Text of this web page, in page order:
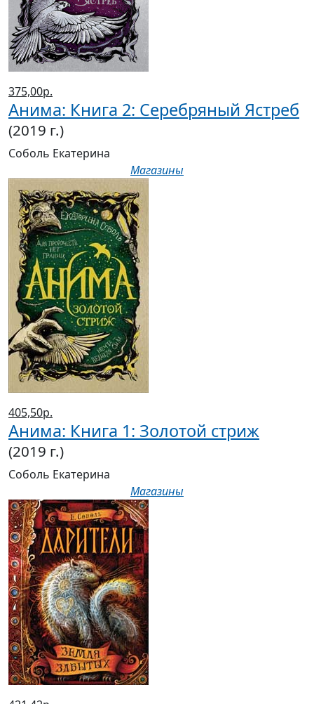
375,00р.
Анима: Книга 2: Серебряный Ястреб
(2019 г.)
Соболь Екатерина
Магазины
405,50р.
Анима: Книга 1: Золотой стриж
(2019 г.)
Соболь Екатерина
Магазины